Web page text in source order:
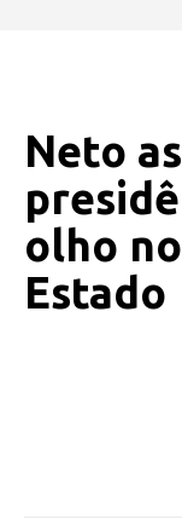
Neto
olho
Estado